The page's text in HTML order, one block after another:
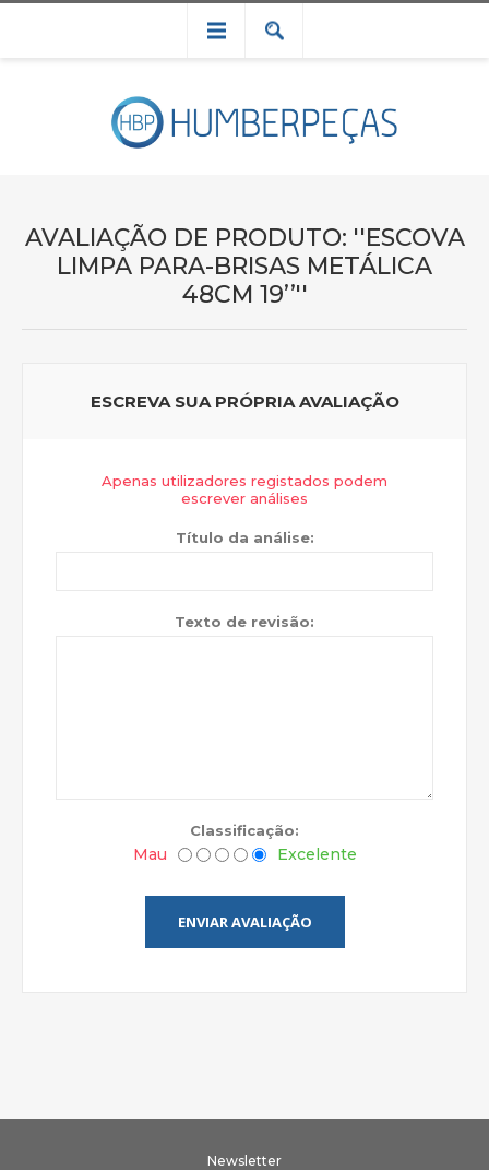
AVALIAÇÃO DE PRODUTO:
ESCOVA
LIMPA PARA-BRISAS METÁLICA
48CM 19’’
ESCREVA SUA PRÓPRIA AVALIAÇÃO
Apenas utilizadores registados podem
escrever análises
Título da análise:
Texto de revisão:
Classificação:
Mau Excelente
ENVIAR AVALIAÇÃO
Newsletter